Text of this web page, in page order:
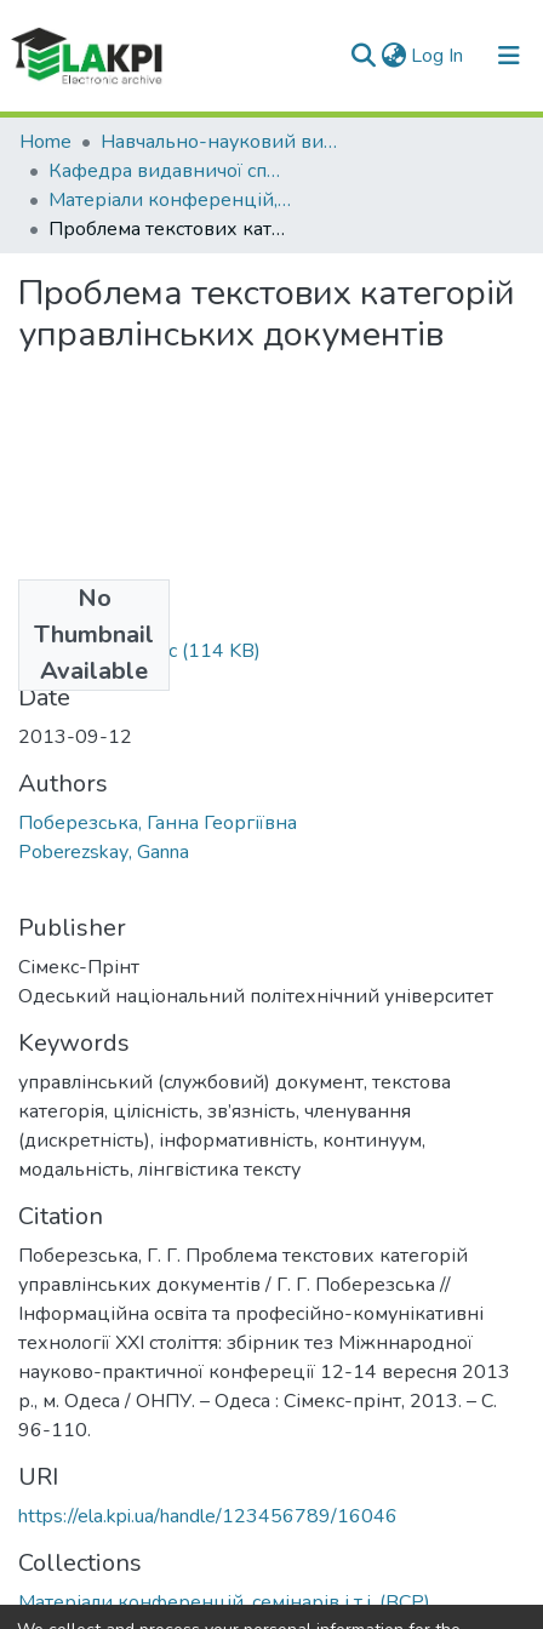
Log In (current)
Communities & Collections
All of DSpace
Statistics
Home
Навчально-науковий видавничо-полiграфiчний інститут (НН ВПІ)
Кафедра видавничої справи та редагування (ВСР)
Матеріали конференцій, семінарів і т.і. (ВСР)
Проблема текстових категорій управлінських документів
Проблема текстових категорій
управлінських документів
No
Thumbnail
Available
problema_text.doc (114 KB)
Date
2013-09-12
Authors
Поберезська, Ганна Георгіївна
Poberezskaу, Gаnna
Publisher
Сімекс-Прінт
Одеський національний політехнічний університет
Keywords
управлінський (службовий) документ, текстова
категорія, цілісність, зв’язність, членування
(дискретність), інформативність, континуум,
модальність, лінгвістика тексту
Citation
Поберезська, Г. Г. Проблема текстових категорій
управлінських документів / Г. Г. Поберезська //
Інформаційна освіта та професійно-комунікативні
технології ХХІ століття: збірник тез Міжннародної
науково-практичної конфереції 12-14 вересня 2013
р., м. Одеса / ОНПУ. – Одеса : Сімекс-прінт, 2013. – С.
96-110.
URI
https://ela.kpi.ua/handle/123456789/16046
Collections
Матеріали конференцій, семінарів і т.і. (ВСР)